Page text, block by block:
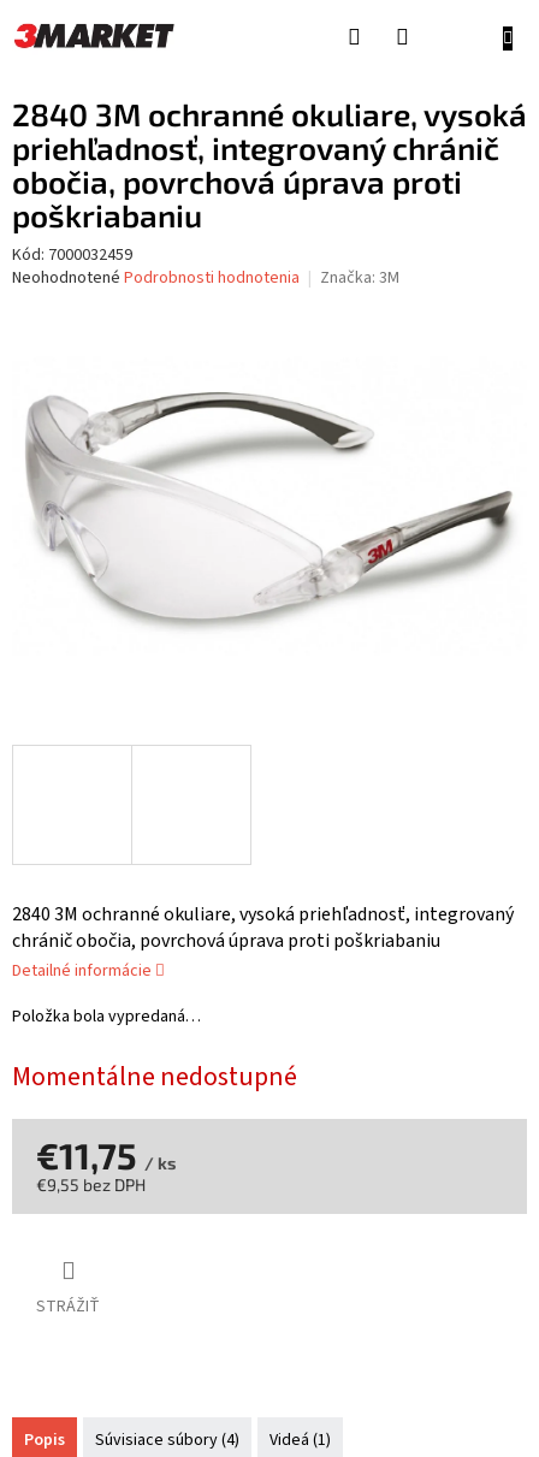
na
obsah
2840 3M ochranné okuliare, vysoká
priehľadnosť, integrovaný chránič
obočia, povrchová úprava proti
poškriabaniu
Kód: 7000032459
Priemerné
hviezdičiek.
Neohodnotené Podrobnosti hodnotenia Značka: 3M
Momentálne nedostupné
Položka bola vypredaná…
2840 3M ochranné okuliare, vysoká priehľadnosť, integrovaný
chránič obočia, povrchová úprava proti poškriabaniu
Detailné informácie
STRÁŽIŤ
€11,75 / ks
€9,55 bez DPH
Popis Súvisiace súbory (4) Videá (1)